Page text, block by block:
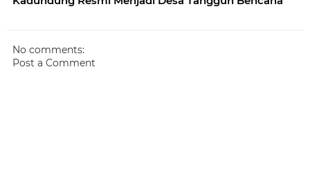
No comments:
Post a Comment